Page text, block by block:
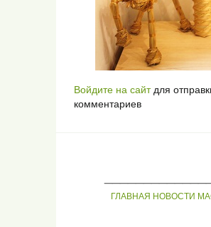
Войдите на сайтдля
комментариев
ГЛАВНАЯ НОВОСТИ